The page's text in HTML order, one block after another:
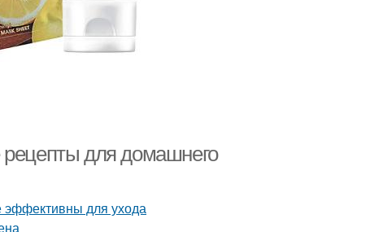
рецепты для домашнего